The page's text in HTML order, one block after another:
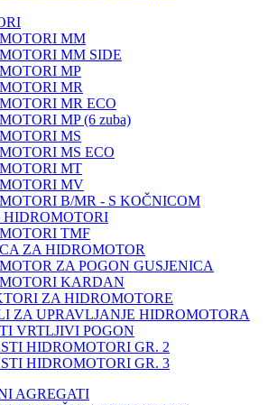
MM
MM SIDE
MP
MR
MR ECO
MP (6 zuba)
MS
MS ECO
MT
MV
B/MR - S KOČNICOM
TMF
ZA HIDROMOTOR
ZA POGON GUSJENICA
KARDAN
ZA HIDROMOTORE
ZA UPRAVLJANJE HIDROMOTORA
VRTLJIVI POGON
HIDROMOTORI GR. 2
HIDROMOTORI GR. 3
AGREGATI